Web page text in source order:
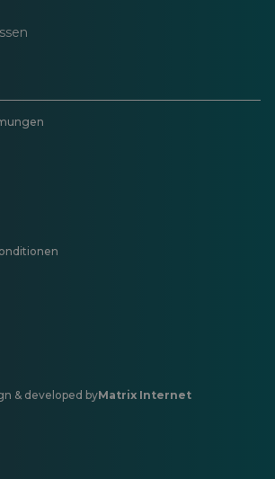
& developed byMatrix Internet
Öffnet